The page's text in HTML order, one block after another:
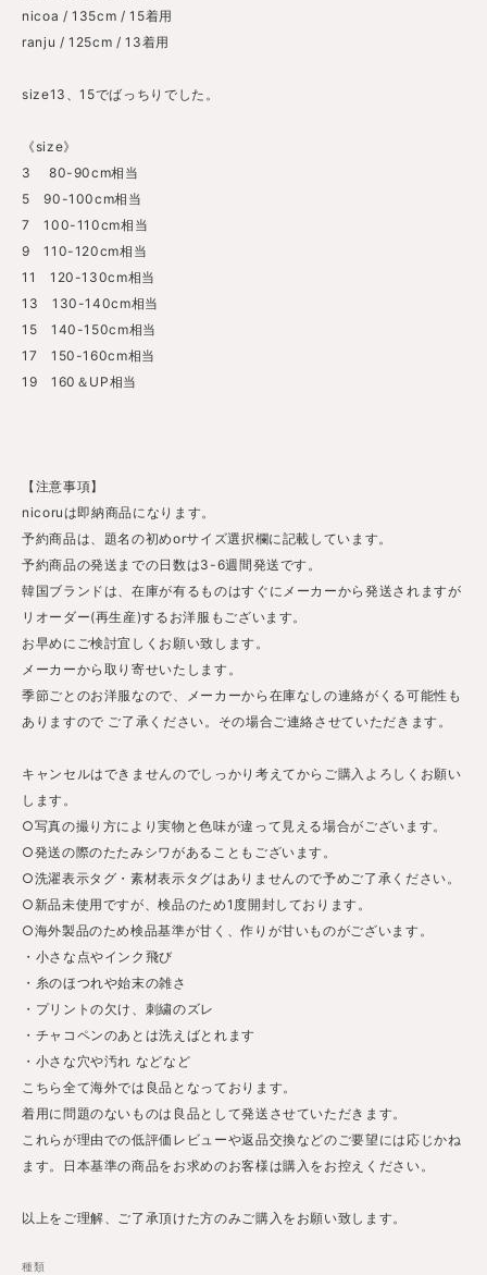
nicoa / 135cm / 15着用
ranju / 125cm / 13着用
size13、15でばっちりでした。
《size》
3 80-90cm相当
5 90-100cm相当
7 100-110cm相当
9 110-120cm相当
11 120-130cm相当
13 130-140cm相当
15 140-150cm相当
17 150-160cm相当
19 160＆UP相当
【注意事項】
nicoruは即納商品になります。
予約商品は、題名の初めorサイズ選択欄に記載しています。
予約商品の発送までの日数は3-6週間発送です。
韓国ブランドは、在庫が有るものはすぐにメーカーから発送されますが
リオーダー(再生産)するお洋服もございます。
お早めにご検討宜しくお願い致します。
メーカーから取り寄せいたします。
季節ごとのお洋服なので、メーカーから在庫なしの連絡がくる可能性も
ありますので ご了承ください。その場合ご連絡させていただきます。
キャンセルはできませんのでしっかり考えてからご購入よろしくお願い
します。
○写真の撮り方により実物と色味が違って見える場合がございます。
○発送の際のたたみシワがあることもございます。
○洗濯表示タグ・素材表示タグはありませんので予めご了承ください。
○新品未使用ですが、検品のため1度開封しております。
○海外製品のため検品基準が甘く、作りが甘いものがございます。
・小さな点やインク飛び
・糸のほつれや始末の雑さ
・プリントの欠け、刺繍のズレ
・チャコペンのあとは洗えばとれます
・小さな穴や汚れ などなど
こちら全て海外では良品となっております。
着用に問題のないものは良品として発送させていただきます。
これらが理由での低評価レビューや返品交換などのご要望には応じかね
ます。日本基準の商品をお求めのお客様は購入をお控えください。
以上をご理解、ご了承頂けた方のみご購入をお願い致します。
種類